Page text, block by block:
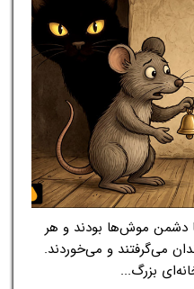
دشمن موش‌ها بودند و هر
می‌گرفتند و می‌خوردند.
بزرگ...